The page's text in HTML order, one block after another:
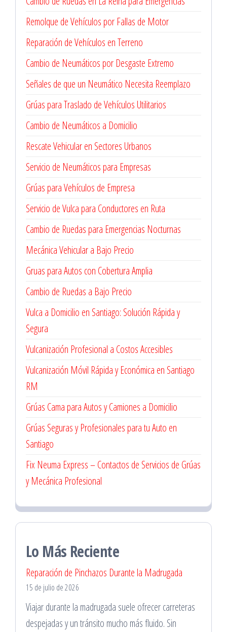
Remolque de Vehículos por Fallas de Motor
Reparación de Vehículos en Terreno
Cambio de Neumáticos por Desgaste Extremo
Señales de que un Neumático Necesita Reemplazo
Grúas para Traslado de Vehículos Utilitarios
Cambio de Neumáticos a Domicilio
Rescate Vehicular en Sectores Urbanos
Servicio de Neumáticos para Empresas
Grúas para Vehículos de Empresa
Servicio de Vulca para Conductores en Ruta
Cambio de Ruedas para Emergencias Nocturnas
Mecánica Vehicular a Bajo Precio
Gruas para Autos con Cobertura Amplia
Cambio de Ruedas a Bajo Precio
Vulca a Domicilio en Santiago: Solución Rápida y
Segura
Vulcanización Profesional a Costos Accesibles
Vulcanización Móvil Rápida y Económica en Santiago
RM
Grúas Cama para Autos y Camiones a Domicilio
Grúas Seguras y Profesionales para tu Auto en
Santiago
Fix Neuma Express – Contactos de Servicios de Grúas
y Mecánica Profesional
Lo Más Reciente
Reparación de Pinchazos Durante la Madrugada
15 de julio de 2026
Viajar durante la madrugada suele ofrecer carreteras
despejadas y un tránsito mucho más fluido. Sin